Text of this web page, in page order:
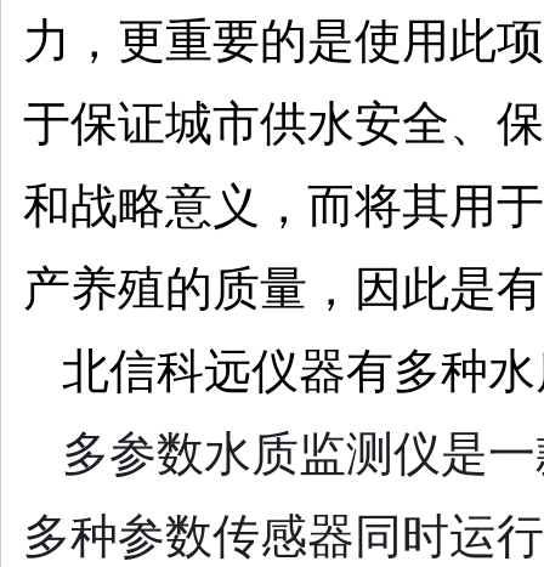
力，更重要的是使用此
于保证城市供水安全、
和战略意义，而将其用
产养殖的质量，因此是
北信科远仪器有多种
多参数水质监测仪是
多种参数传感器同时运